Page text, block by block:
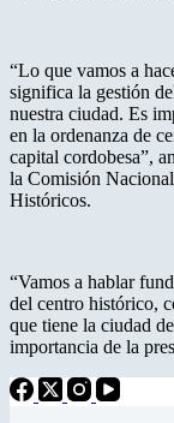
“Lo que vamos a
significa la gestión
nuestra ciudad. Es
en la ordenanza de
capital cordobesa”,
la Comisión
Históricos.
“Vamos a hablar
del centro histórico,
que tiene la ciudad
importancia de la